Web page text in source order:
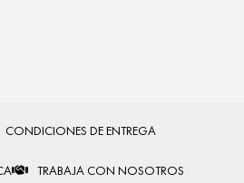
CONDICIONES DE ENTREGA
TRABAJA CON NOSOTROS